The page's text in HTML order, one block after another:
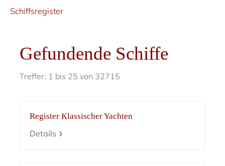
Schiffsregister
Gefundende Schiffe
Treffer: 1 bis 25 von 32715
Register Klassischer Yachten
Details